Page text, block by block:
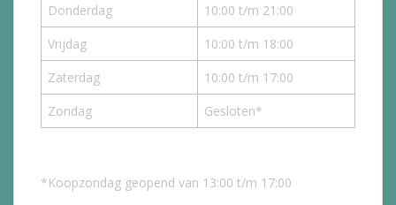
Donderdag
10:00 t/m 21:00
Vrijdag
10:00 t/m 18:00
Zaterdag
10:00 t/m 17:00
Zondag
Gesloten*
*Koopzondag geopend van 13:00 t/m 17:00